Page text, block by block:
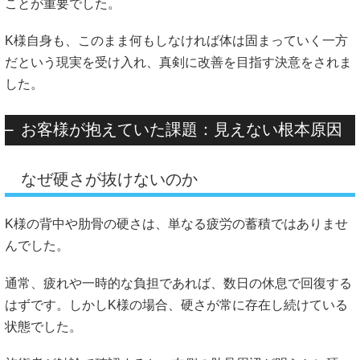
ことが重要でした。
K様自身も、このまま何もしなければ体は固まっていく一方
だという現実を受け入れ、真剣に改善を目指す決意をされま
した。
お客様が抱えていた課題：見えない根本原因
なぜ硬さが抜けないのか
K様の背中や肋骨の硬さは、単なる疲労の蓄積ではありませ
んでした。
通常、疲れや一時的な負担であれば、数日の休息で回復する
はずです。しかしK様の場合、硬さが常に存在し続けている
状態でした。